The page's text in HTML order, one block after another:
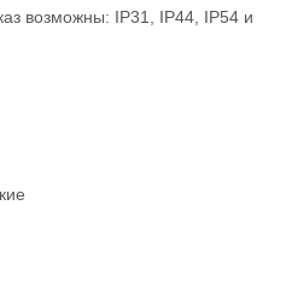
возможны: IP31, IP44, IP54 и